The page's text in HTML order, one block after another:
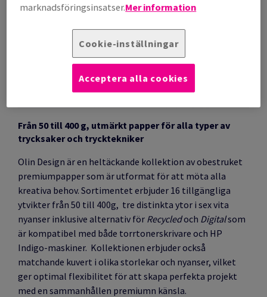
Från 50 till 400 g, utmärkt papper för alla typer av
trycksaker och trycktekniker
Olin Design är en heltäckande kollektion av obestruket
premiumpapper som är utformat för att möta alla
kreativa behov. Sortimentet erbjuder 16 tillgängliga
ytvikter från 50 till 400g, tre distinkta ytor i sex vita
nyanser inklusive alternativ för Recycledoch Digitalsom
är kompatibel med både torrtonerskrivare och HP
Indigo-maskiner. Kollektionen erbjuder också
matchande kuvert i olika storlekar och nyanser, vilket
ger optimal flexibilitet för att skapa perfekta projekt
med en sammanhållen premiumn känsla.
marknadsföringsinsatser.Mer information
Cookie-inställningar
Acceptera alla cookies